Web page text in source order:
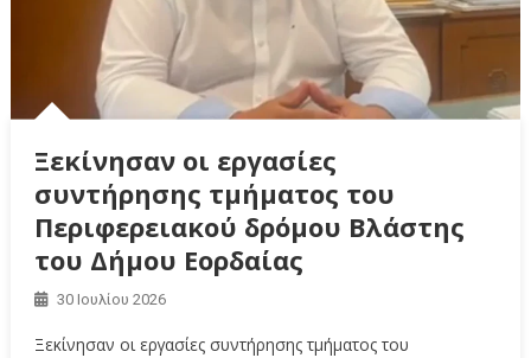
Ξεκίνησαν οι εργασίες
συντήρησης τμήματος του
Περιφερειακού δρόμου Βλάστης
του Δήμου Εορδαίας
30 Ιουλίου 2026
Ξεκίνησαν οι εργασίες συντήρησης τμήματος του